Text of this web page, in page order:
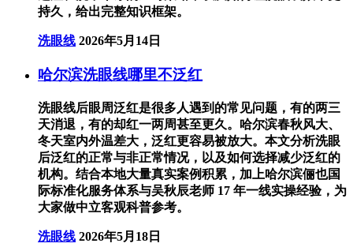
持久，给出完整知识框架。
洗眼线 2026年5月14日
哈尔滨洗眼线哪里不泛红
洗眼线后眼周泛红是很多人遇到的常见问题，有的两三
天消退，有的却红一两周甚至更久。哈尔滨春秋风大、
冬天室内外温差大，泛红更容易被放大。本文分析洗眼
后泛红的正常与非正常情况，以及如何选择减少泛红的
机构。结合本地大量真实案例积累，加上哈尔滨俪也国
际标准化服务体系与吴秋辰老师 17 年一线实操经验，为
大家做中立客观科普参考。
洗眼线 2026年5月18日